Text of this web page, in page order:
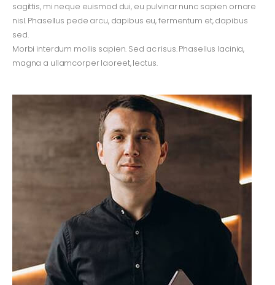
sagittis, mi neque euismod dui, eu pulvinar nunc sapien ornare
nisl. Phasellus pede arcu, dapibus eu, fermentum et, dapibus
sed.
Morbi interdum mollis sapien. Sed ac risus. Phasellus lacinia,
magna a ullamcorper laoreet, lectus.